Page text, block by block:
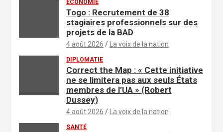
ECONOMIE
Togo : Recrutement de 38
stagiaires professionnels sur des
projets de la BAD
4 août 2026 La voix de la nation
DIPLOMATIE
Correct the Map : « Cette initiative
ne se limitera pas aux seuls États
membres de l’UA » (Robert
Dussey)
4 août 2026 La voix de la nation
SANTÉ